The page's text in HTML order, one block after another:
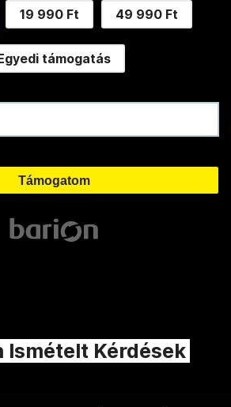
19 990 Ft 49 990 Ft
támogatás
Ismételt Kérdések